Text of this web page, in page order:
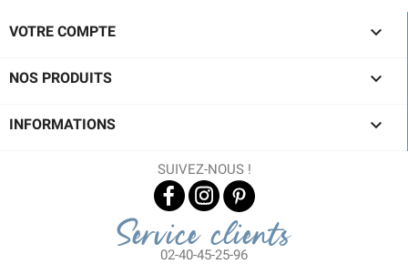
VOTRE COMPTE 
NOS PRODUITS 
INFORMATIONS 
SUIVEZ-NOUS !
Service clients
02-40-45-25-96